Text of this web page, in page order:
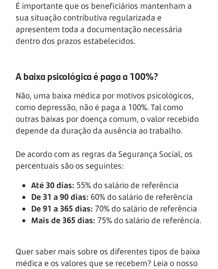
É importante que os beneficiários mantenham a
sua situação contributiva regularizada e
apresentem toda a documentação necessária
dentro dos prazos estabelecidos.
A baixa psicológica é paga a 100%?
Não, uma baixa médica por motivos psicológicos,
como depressão, não é paga a 100%. Tal como
outras baixas por doença comum, o valor recebido
depende da duração da ausência ao trabalho.
De acordo com as regras da Segurança Social, os
percentuais são os seguintes:
Até 30 dias: 55% do salário de referência
De 31 a 90 dias: 60% do salário de referência
De 91 a 365 dias: 70% do salário de referência
Mais de 365 dias: 75% do salário de referência.
Quer saber mais sobre os diferentes tipos de baixa
médica e os valores que se recebem? Leia o nosso